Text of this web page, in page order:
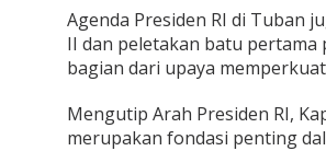
Agenda Presiden RI di Tuban
II dan peletakan batu
bagian dari upaya
Mengutip Arah Presiden RI,
merupakan fondasi penting